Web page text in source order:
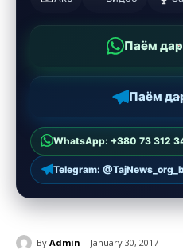
Паём
Паём
WhatsApp: +380 73 312
Telegram:
By Admin January 30, 2017